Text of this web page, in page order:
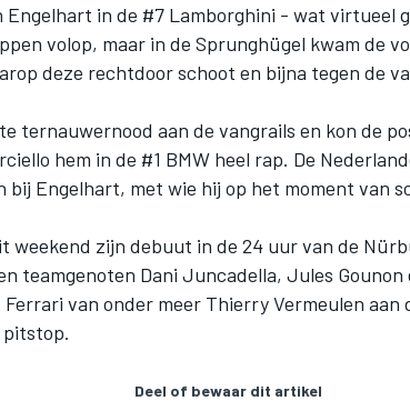
in de #7 Lamborghini - wat virtueel
volop, maar in de Sprunghügel kwam de
deze rechtdoor schoot en bijna tegen de
ternauwernood aan de vangrails en kon de
hem in de #1 BMW heel rap. De
bij Engelhart, met wie hij op het moment van
weekend zijn debuut in de 24 uur van de
teamgenoten Dani Juncadella, Jules Gounon
van onder meer Thierry Vermeulen aan
pitstop.
Deel of bewaar dit artikel